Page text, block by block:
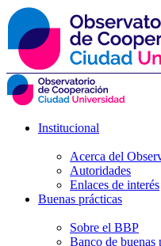
Institucional
Acerca del
Autoridades
Enlaces de interés
Buenas prácticas
Sobre el BBP
Banco de buenas